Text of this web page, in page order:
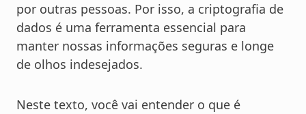
por outras pessoas. Por isso, a criptografia de
dados é uma ferramenta essencial para
manter nossas informações seguras e longe
de olhos indesejados.
Neste texto, você vai entender o que é